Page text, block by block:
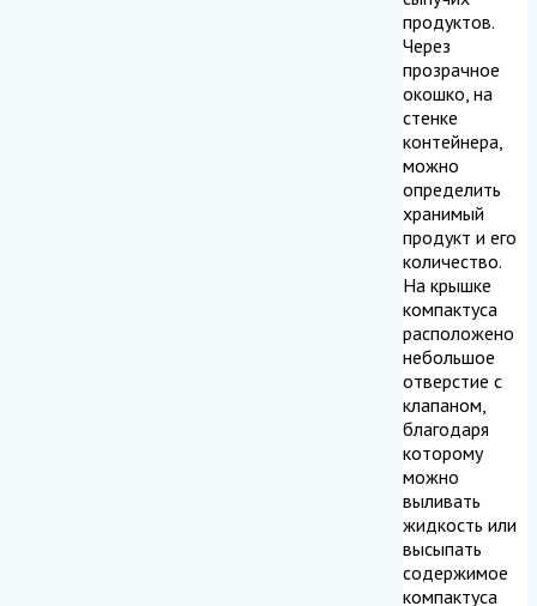
продуктов.
Через
прозрачное
окошко, на
стенке
контейнера,
можно
определить
хранимый
продукт и его
количество.
На крышке
компактуса
расположено
небольшое
отверстие с
клапаном,
благодаря
которому
можно
выливать
жидкость или
высыпать
содержимое
компактуса